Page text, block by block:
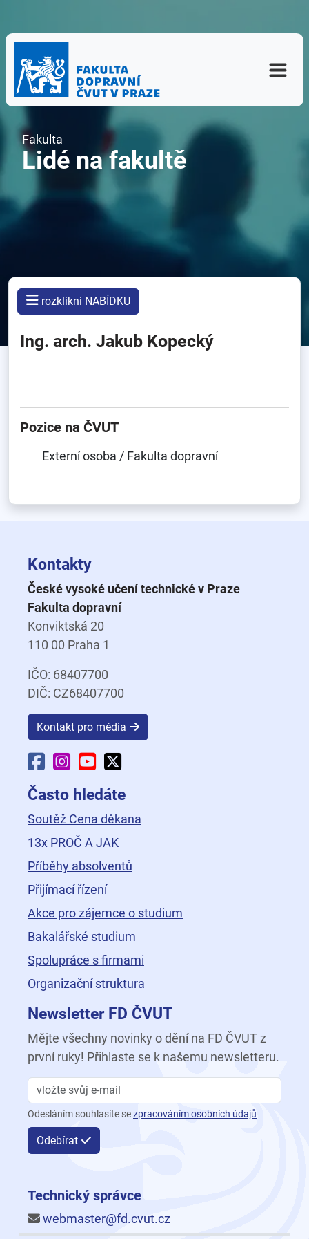
Fakulta
Lidé na fakultě
rozklikni NABÍDKU
Ing. arch. Jakub Kopecký
Pozice na ČVUT
Externí osoba / Fakulta dopravní
Kontakty
České vysoké učení technické v Praze
Fakulta dopravní
Konviktská 20
110 00 Praha 1
IČO: 68407700
DIČ: CZ68407700
Kontakt pro média
Facebook Fakulty dopravní
Instagram Fakulty dopravní
YouTube Fakulty dopravní
Často hledáte
Soutěž Cena děkana
13x PROČ A JAK
Příběhy absolventů
Přijímací řízení
Akce pro zájemce o studium
Bakalářské studium
Spolupráce s firmami
Organizační struktura
Newsletter FD ČVUT
Mějte všechny novinky o dění na FD ČVUT z
první ruky! Přihlaste se k našemu newsletteru.
Odesláním souhlasíte sezpracováním osobních údajů
Odebírat
Technický správce
webmaster@fd.cvut.cz